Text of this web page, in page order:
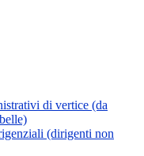
di vertice (da
(dirigenti non